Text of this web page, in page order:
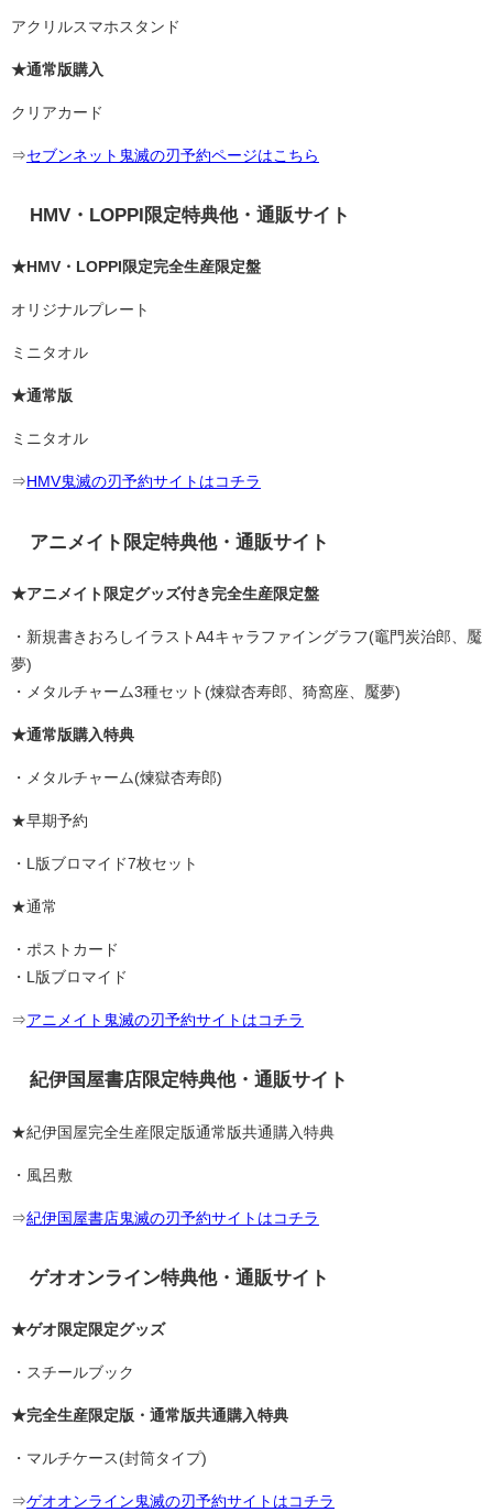
アクリルスマホスタンド
★通常版購入
クリアカード
⇒セブンネット鬼滅の刃予約ページはこちら
HMV・LOPPI限定特典他・通販サイト
★HMV・LOPPI限定完全生産限定盤
オリジナルプレート
ミニタオル
★通常版
ミニタオル
⇒ HMV鬼滅の刃予約サイトはコチラ
アニメイト限定特典他・通販サイト
★アニメイト限定グッズ付き完全生産限定盤
・新規書きおろしイラストA4キャラファイングラフ(竈門炭治郎、魘
夢)
・メタルチャーム3種セット(煉獄杏寿郎、猗窩座、魘夢)
★通常版購入特典
・メタルチャーム(煉獄杏寿郎)
★早期予約
・L版ブロマイド7枚セット
★通常
・ポストカード
・L版ブロマイド
⇒アニメイト鬼滅の刃予約サイトはコチラ
紀伊国屋書店限定特典他・通販サイト
★紀伊国屋完全生産限定版通常版共通購入特典
・風呂敷
⇒紀伊国屋書店鬼滅の刃予約サイトはコチラ
ゲオオンライン特典他・通販サイト
★ゲオ限定限定グッズ
・スチールブック
★完全生産限定版・通常版共通購入特典
・マルチケース(封筒タイプ)
⇒ゲオオンライン鬼滅の刃予約サイトはコチラ